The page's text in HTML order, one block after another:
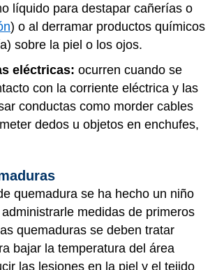
líquido para destapar cañerías o
) o al derramar productos químicos
sobre la piel o los ojos.
eléctricas: ocurren cuando se
con la corriente eléctrica y las
conductas como morder cables
dedos u objetos en enchufes,
quemadura se ha hecho un niño
medidas de primeros
quemaduras se deben tratar
bajar la temperatura del área
las lesiones en la piel y el tejido